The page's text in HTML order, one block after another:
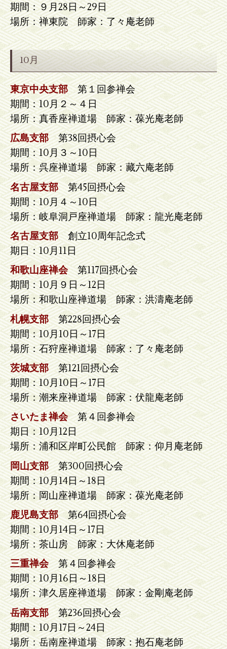
期間：９月28日～29日
場所：禅東院 師家：了々庵老師
10月
東京中央支部第１回参禅会
期間：10月２～４日
場所：真香座禅道場 師家：葆光庵老師
広島支部第38回摂心会
期間：10月３～10日
場所：呉座禅道場 師家：藏六庵老師
名古屋支部第45回摂心会
期間：10月４～10日
場所：岐阜洞戸座禅道場 師家：龍光庵老師
名古屋支部創立10周年記念式
期日：10月11日
和歌山座禅会第117回摂心会
期間：10月９日～12日
場所：和歌山座禅道場 師家：洪濤庵老師
札幌支部第228回摂心会
期間：10月10日～17日
場所：石狩座禅道場 師家：了々庵老師
茨城支部第121回摂心会
期間：10月10日～17日
場所：潮来座禅道場 師家：伏龍庵老師
さいたま禅会第４回参禅会
期日：10月12日
場所：浦和区岸町公民館 師家：仰月庵老師
岡山支部第300回摂心会
期間：10月14日～18日
場所：岡山座禅道場 師家：葆光庵老師
鹿児島支部第64回摂心会
期間：10月14日～17日
場所：茶山房 師家：大休庵老師
三重禅会第４回参禅会
期間：10月16日～18日
場所：津久居座禅道場 師家：金剛庵老師
岳南支部第236回摂心会
期間：10月17日～24日
場所：岳南座禅道場 師家：抱石庵老師